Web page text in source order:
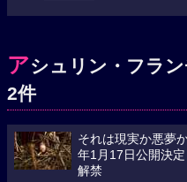
アシュリン・フラ
2件
それは現実か悪夢
年1月17日公開決
解禁